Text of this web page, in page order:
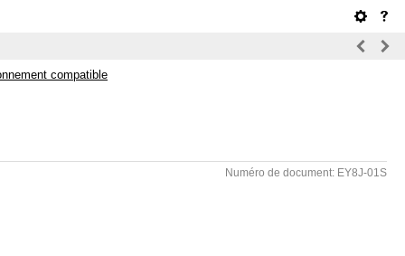
compatible
Numéro de document: EY8J-01S